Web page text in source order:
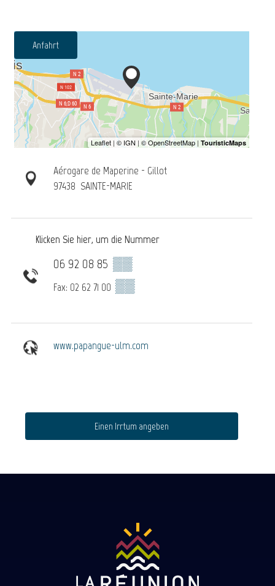
Anfahrt
Aérogare de Maperine - Gillot
97438 SAINTE-MARIE
Klicken Sie hier, um die Nummer
06 92 08 85 ▒▒
Fax: 02 62 71 00 ▒▒
www.papangue-ulm.com
Einen Irrtum angeben